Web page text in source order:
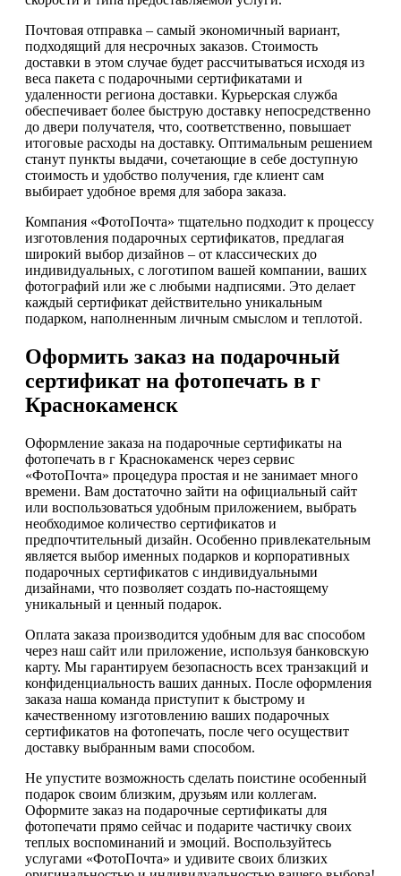
Почтовая отправка – самый экономичный вариант,
подходящий для несрочных заказов. Стоимость
доставки в этом случае будет рассчитываться исходя из
веса пакета с подарочными сертификатами и
удаленности региона доставки. Курьерская служба
обеспечивает более быструю доставку непосредственно
до двери получателя, что, соответственно, повышает
итоговые расходы на доставку. Оптимальным решением
станут пункты выдачи, сочетающие в себе доступную
стоимость и удобство получения, где клиент сам
выбирает удобное время для забора заказа.
Компания «ФотоПочта» тщательно подходит к процессу
изготовления подарочных сертификатов, предлагая
широкий выбор дизайнов – от классических до
индивидуальных, с логотипом вашей компании, ваших
фотографий или же с любыми надписями. Это делает
каждый сертификат действительно уникальным
подарком, наполненным личным смыслом и теплотой.
Оформить заказ на подарочный
сертификат на фотопечать в г
Краснокаменск
Оформление заказа на подарочные сертификаты на
фотопечать в г Краснокаменск через сервис
«ФотоПочта» процедура простая и не занимает много
времени. Вам достаточно зайти на официальный сайт
или воспользоваться удобным приложением, выбрать
необходимое количество сертификатов и
предпочтительный дизайн. Особенно привлекательным
является выбор именных подарков и корпоративных
подарочных сертификатов с индивидуальными
дизайнами, что позволяет создать по-настоящему
уникальный и ценный подарок.
Оплата заказа производится удобным для вас способом
через наш сайт или приложение, используя банковскую
карту. Мы гарантируем безопасность всех транзакций и
конфиденциальность ваших данных. После оформления
заказа наша команда приступит к быстрому и
качественному изготовлению ваших подарочных
сертификатов на фотопечать, после чего осуществит
доставку выбранным вами способом.
Не упустите возможность сделать поистине особенный
подарок своим близким, друзьям или коллегам.
Оформите заказ на подарочные сертификаты для
фотопечати прямо сейчас и подарите частичку своих
теплых воспоминаний и эмоций. Воспользуйтесь
услугами «ФотоПочта» и удивите своих близких